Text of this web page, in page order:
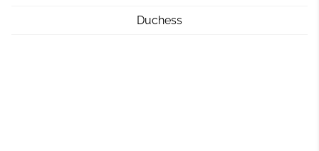
Duchess